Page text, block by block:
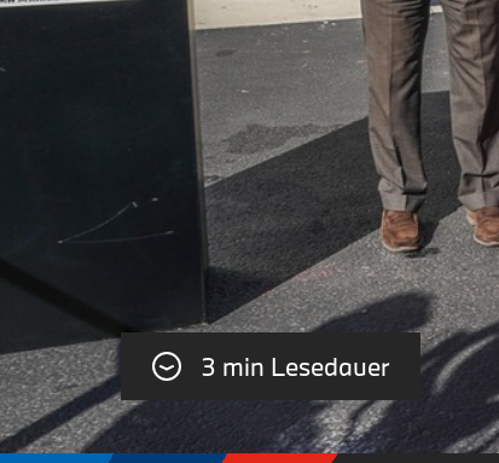
3 min Lesedauer